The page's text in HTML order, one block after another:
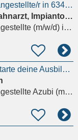
Zahnmedizinische/r Fachangestellte/r in 63477 Maintal
Dr. Andreas Passinger Zahnarzt, Impiantologie/Parodontologie
(m/w/d)in Maintal, Dörnigheim
Tolle Praxis sucht dich – Starte deine Ausbildung zur/zum ZFA (m,w,d) zum 1.9.2026
Zahnmedizinische Fachangestellte Azubi (m/w/d)